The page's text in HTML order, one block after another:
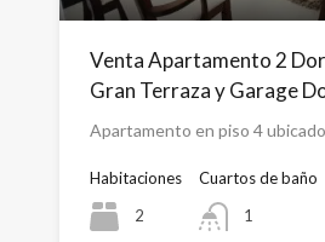
Venta Apartamento 2
Gran Terraza y Garage
Apartamento en piso 4
Habitaciones
2
Cuartos de baño
1